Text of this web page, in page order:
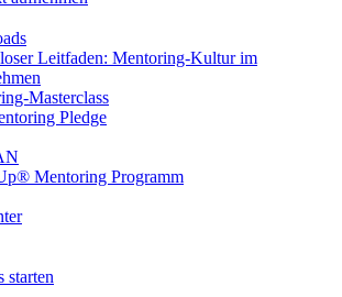
Leitfaden: Mentoring-Kultur im
Masterclass
Pledge
Mentoring Programm
starten